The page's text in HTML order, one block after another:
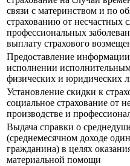
связи с материнством и по
страхованию от несчастных
профессиональных
выплату страхового
Предоставление
исполнении
физических и юридических
Установление скидки к
социальное страхование от
производстве и
Выдача справки о
(среднемесячном доходе
гражданина) в целях
материальной помощи